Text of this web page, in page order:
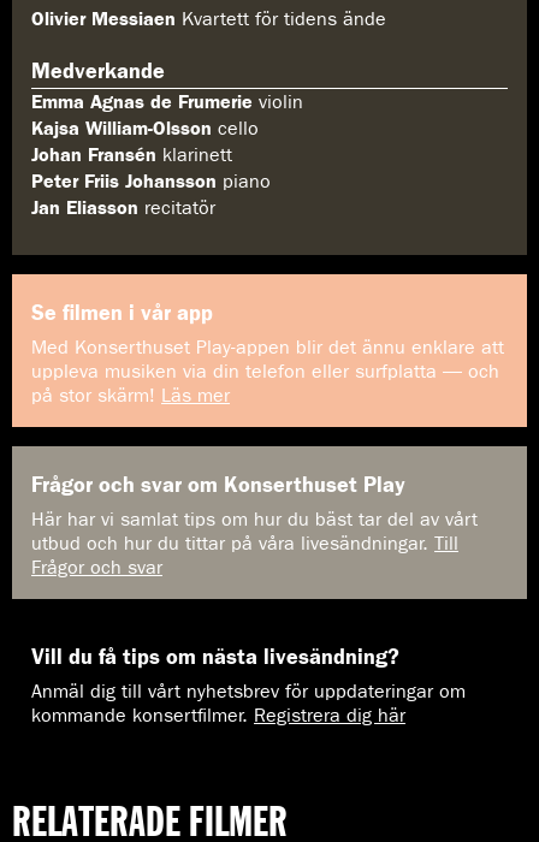
Olivier Messiaen Kvartett för tidens ände
Medverkande
Emma Agnas de Frumerie violin
Kajsa William-Olsson cello
Johan Fransén klarinett
Peter Friis Johansson piano
Jan Eliasson recitatör
Se filmen i vår app
Med Konserthuset Play-appen blir det ännu enklare att
uppleva musiken via din telefon eller surfplatta — och
på stor skärm! Läs mer
Frågor och svar om Konserthuset Play
Här har vi samlat tips om hur du bäst tar del av vårt
utbud och hur du tittar på våra livesändningar. Till
Frågor och svar
Vill du få tips om nästa livesändning?
Anmäl dig till vårt nyhetsbrev för uppdateringar om
kommande konsertfilmer. Registrera dig här
RELATERADE FILMER